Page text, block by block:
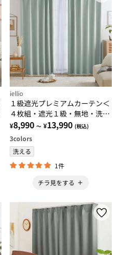
iellio
１級遮光プレミアムカーテン＜
４枚組・遮光１級・無地・洗え
る・形状記憶加工・新生活・イ
ージーオーダー＞
¥8,990 ～ ¥13,990 (税込)
3colors
洗える
1件
チラ見をする